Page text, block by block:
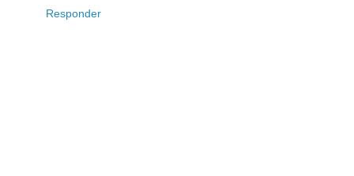
Responder